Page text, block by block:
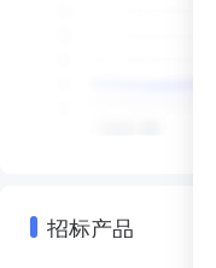
招标产品